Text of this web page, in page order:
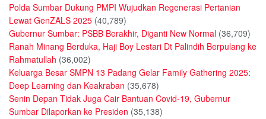
Polda Sumbar Dukung PMPI Wujudkan Regenerasi Pertanian
Lewat GenZALS 2025 (40,789)
Gubernur Sumbar: PSBB Berakhir, Diganti New Normal (36,709)
Ranah Minang Berduka, Haji Boy Lestari Dt Palindih Berpulang ke
Rahmatullah (36,002)
Keluarga Besar SMPN 13 Padang Gelar Family Gathering 2025:
Deep Learning dan Keakraban (35,678)
Senin Depan Tidak Juga Cair Bantuan Covid-19, Gubernur
Sumbar Dilaporkan ke Presiden (35,138)